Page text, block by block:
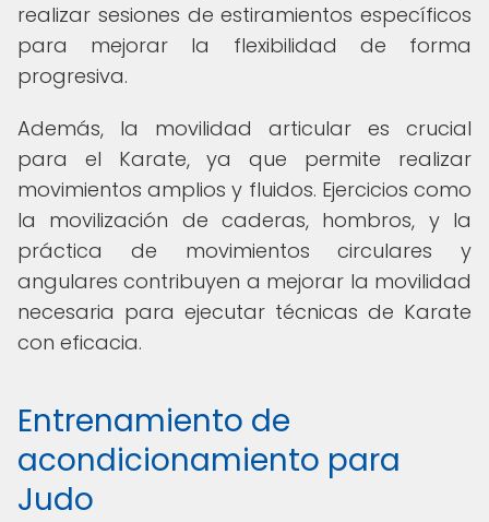
realizar sesiones de estiramientos específicos
para mejorar la flexibilidad de forma
progresiva.
Además, la movilidad articular es crucial
para el Karate, ya que permite realizar
movimientos amplios y fluidos. Ejercicios como
la movilización de caderas, hombros, y la
práctica de movimientos circulares y
angulares contribuyen a mejorar la movilidad
necesaria para ejecutar técnicas de Karate
con eficacia.
Entrenamiento de
acondicionamiento para
Judo